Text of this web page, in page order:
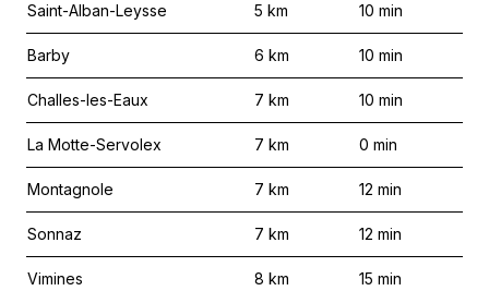
Saint-Alban-Leysse 5 km 10 min
Barby 6 km 10 min
Challes-les-Eaux 7 km 10 min
La Motte-Servolex 7 km 0 min
Montagnole 7 km 12 min
Sonnaz 7 km 12 min
Vimines 8 km 15 min